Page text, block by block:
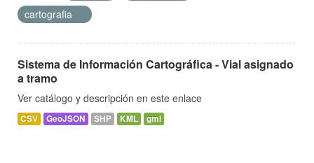
cartografia
Sistema de Información Cartográfica - Vial asignado
a tramo
Ver catálogo y descripción en este enlace
CSV GeoJSON SHP KML gml